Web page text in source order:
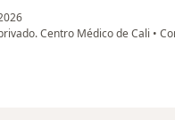
Centro Médico de Cali •
usuario Jeed